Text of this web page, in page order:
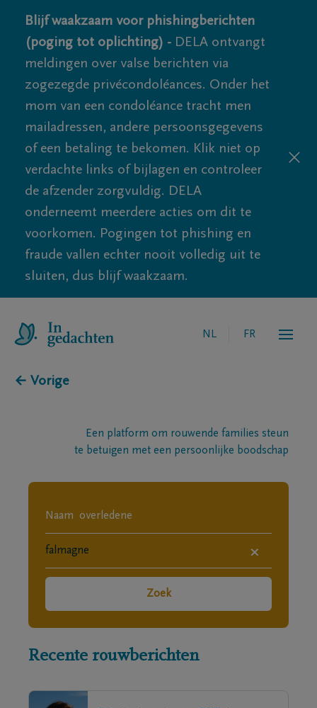
Blijf waakzaam voor phishingberichten
(poging tot oplichting) - DELA ontvangt
meldingen over valse berichten via
zogezegde privécondoléances. Onder het
mom van een condoléance tracht men
mailadressen, andere persoonsgegevens
of een betaling te bekomen. Klik niet op
verdachte links of bijlagen en controleer
de afzender zorgvuldig. DELA
onderneemt meerdere acties om dit te
voorkomen. Pogingen tot phishing en
fraude vallen echter nooit volledig uit te
sluiten, dus blijf waakzaam.
NL FR
← Vorige
Een platform om rouwende families steun
te betuigen met een persoonlijke boodschap
×
Zoek
Recente rouwberichten